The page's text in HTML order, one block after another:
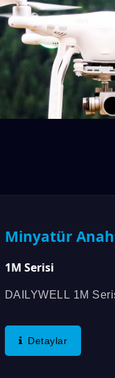
Minyatür
1M Serisi
DAILYWELL 1M
Sunar....
Detaylar